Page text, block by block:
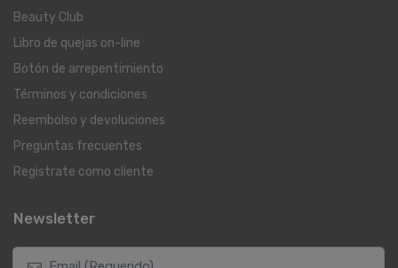
Beauty Club
Libro de quejas on-line
Botón de arrepentimiento
Términos y condiciones
Reembolso y devoluciones
Preguntas frecuentes
Registrate como cliente
Newsletter